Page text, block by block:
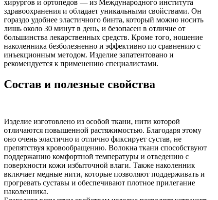
хирургов и ортопедов — из Международного института
здравоохранения и обладает уникальными свойствами. Он
гораздо удобнее эластичного бинта, который можно носить
лишь около 30 минут в день, и безопасен в отличие от
большинства лекарственных средств. Кроме того, ношение
наколенника безболезненно и эффективно по сравнению с
инъекционным методом. Изделие запатентовано и
рекомендуется к применению специалистами.
Состав и полезные свойства
Изделие изготовлено из особой ткани, нити которой
отличаются повышенной растяжимостью. Благодаря этому
оно очень эластично и отлично фиксирует сустав, не
препятствуя кровообращению. Волокна ткани способствуют
поддержанию комфортной температуры и отведению с
поверхности кожи избыточной влаги. Также наколенник
включает медные нити, которые позволяют поддерживать и
прогревать суставы и обеспечивают плотное прилегание
наколенника.